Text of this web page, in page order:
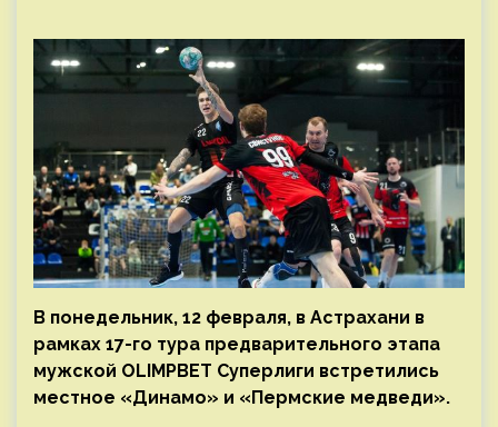
В понедельник, 12 февраля, в Астрахани в
рамках 17-го тура предварительного этапа
мужской OLIMPBET Суперлиги встретились
местное «Динамо» и «Пермские медведи».